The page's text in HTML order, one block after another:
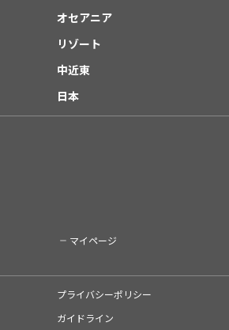
オセアニア
リゾート
中近東
日本
マイページ
プライバシーポリシー
ガイドライン